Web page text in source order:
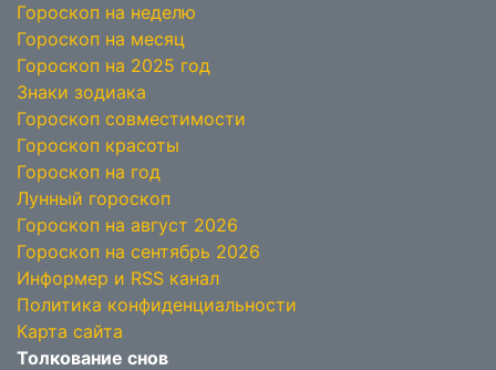
Гороскоп на неделю
Гороскоп на месяц
Гороскоп на 2025 год
Знаки зодиака
Гороскоп совместимости
Гороскоп красоты
Гороскоп на год
Лунный гороскоп
Гороскоп на август 2026
Гороскоп на сентябрь 2026
Информер и RSS канал
Политика конфиденциальности
Карта сайта
Толкование снов